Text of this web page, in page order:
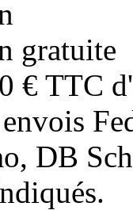
gratuite
€ TTC
DB